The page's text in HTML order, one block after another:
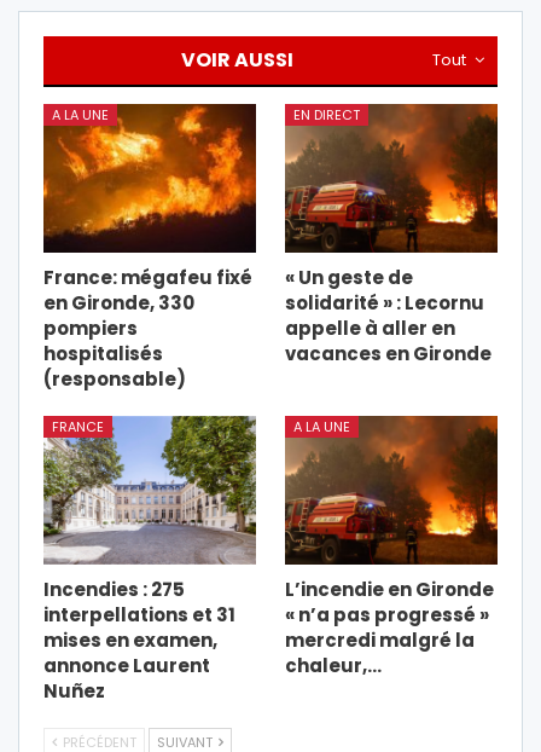
Tout
VOIR AUSSI
A LA UNE
France: mégafeu fixé
en Gironde, 330
pompiers
hospitalisés
(responsable)
EN DIRECT
« Un geste de
solidarité » : Lecornu
appelle à aller en
vacances en Gironde
FRANCE
Incendies : 275
interpellations et 31
mises en examen,
annonce Laurent
Nuñez
A LA UNE
L’incendie en Gironde
« n’a pas progressé »
mercredi malgré la
chaleur,…
PRÉCÉDENT SUIVANT